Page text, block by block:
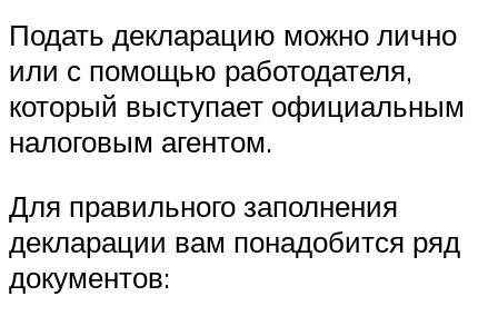
Подать декларацию можно лично
или с помощью работодателя,
который выступает официальным
налоговым агентом.
Для правильного заполнения
декларации вам понадобится ряд
документов: